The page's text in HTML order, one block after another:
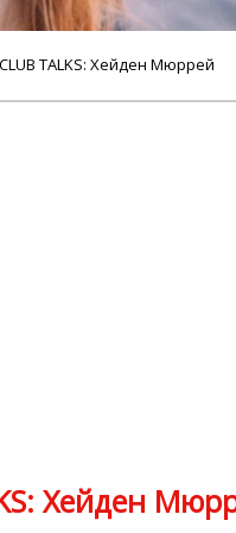
TALKS: Хейден Мюррей
Хейден